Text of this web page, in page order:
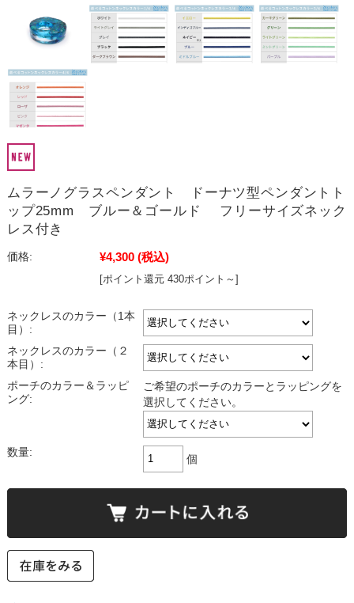
ムラーノグラスペンダント ドーナツ型ペンダントト
ップ25mm ブルー＆ゴールド フリーサイズネック
レス付き
価格: ¥4,300 (税込)
[ポイント還元 430ポイント～]
ネックレスのカラー（1本
目）:
ネックレスのカラー（２
本目）:
ポーチのカラー＆ラッピ
ング:
ご希望のポーチのカラーとラッピングを
選択してください。
数量:
個